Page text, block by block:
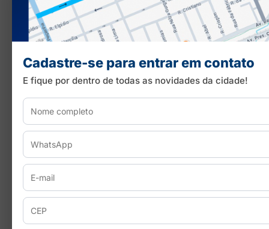
Cadastre-se para entrar em contato
E fique por dentro de todas as novidades da cidade!